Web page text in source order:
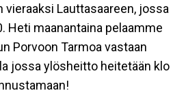
vieraaksi Lauttasaareen, jossa
Heti maanantaina pelaamme
Porvoon Tarmoa vastaan
jossa ylösheitto heitetään klo